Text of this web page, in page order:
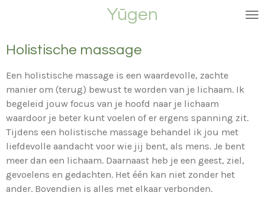
de
Yūgen
Holistische massage
Een holistische massage is een waardevolle, zachte
manier om (terug) bewust te worden van je lichaam. Ik
begeleid jouw focus van je hoofd naar je lichaam
waardoor je beter kunt voelen of er ergens spanning zit.
Tijdens een holistische massage behandel ik jou met
liefdevolle aandacht voor wie jij bent, als mens. Je bent
meer dan een lichaam. Daarnaast heb je een geest, ziel,
gevoelens en gedachten. Het één kan niet zonder het
ander. Bovendien is alles met elkaar verbonden.